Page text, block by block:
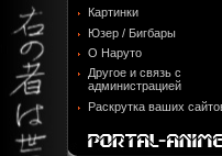
Картинки
Юзер / Бигбары
О Наруто
Другое и связь с
администрацией
Раскрутка ваших